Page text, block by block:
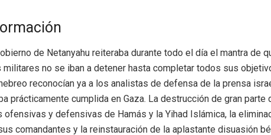
de Netanyahu reiteraba durante todo el día el mantra de
militares no se iban a detener hasta completar todos sus
reconocían ya a los analistas de defensa de la prensa
prácticamente cumplida en Gaza. La destrucción de gran parte
ofensivas y defensivas de Hamás y la Yihad Islámica, la
comandantes y la reinstauración de la aplastante disuasión